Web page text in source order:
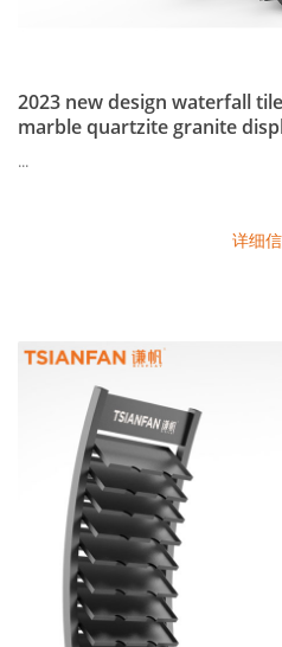
2023 new design waterfall
marble quartzite granite
...
详细